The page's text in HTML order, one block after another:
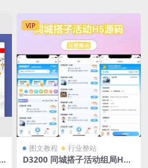
VIP
图文教程 行业整站
D3200 同城搭子活动组局H5